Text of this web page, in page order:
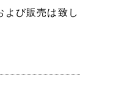
び販売は致し